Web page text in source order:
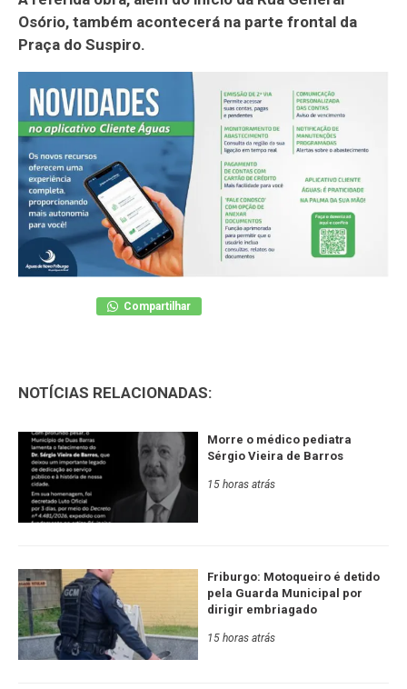
Osório, também acontecerá na parte frontal da
Praça do Suspiro.
Compartilhar
NOTÍCIAS RELACIONADAS:
Morre o médico pediatra
Sérgio Vieira de Barros
15 horas atrás
Friburgo: Motoqueiro é detido
pela Guarda Municipal por
dirigir embriagado
15 horas atrás